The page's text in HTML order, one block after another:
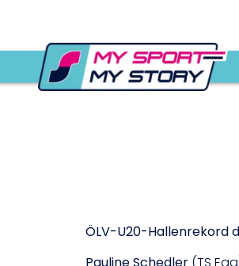
ÖLV-U20-Hallenrekord
Pauline Schedler(TS